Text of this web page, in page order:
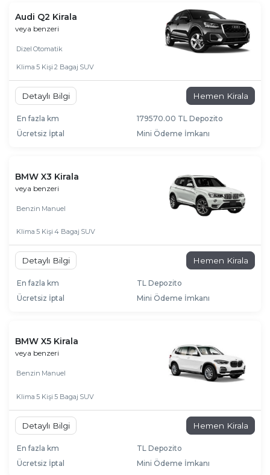
Audi Q2 Kirala
veya benzeri
Dizel Otomatik
Klima 5 Kişi 2 Bagaj SUV
Detaylı Bilgi Hemen Kirala
En fazla km
179570.00 TL Depozito
Ücretsiz İptal
Mini Ödeme İmkanı
BMW X3 Kirala
veya benzeri
Benzin Manuel
Klima 5 Kişi 4 Bagaj SUV
Detaylı Bilgi Hemen Kirala
En fazla km
TL Depozito
Ücretsiz İptal
Mini Ödeme İmkanı
BMW X5 Kirala
veya benzeri
Benzin Manuel
Klima 5 Kişi 5 Bagaj SUV
Detaylı Bilgi Hemen Kirala
En fazla km
TL Depozito
Ücretsiz İptal
Mini Ödeme İmkanı